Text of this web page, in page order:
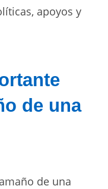
apoyos y
de una
de una